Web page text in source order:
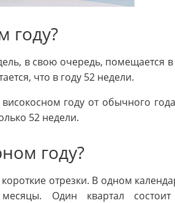
году?
в свою очередь, помещается
что в году 52 недели.
году от обычного
52 недели.
году?
отрезки. В одном
Один квартал